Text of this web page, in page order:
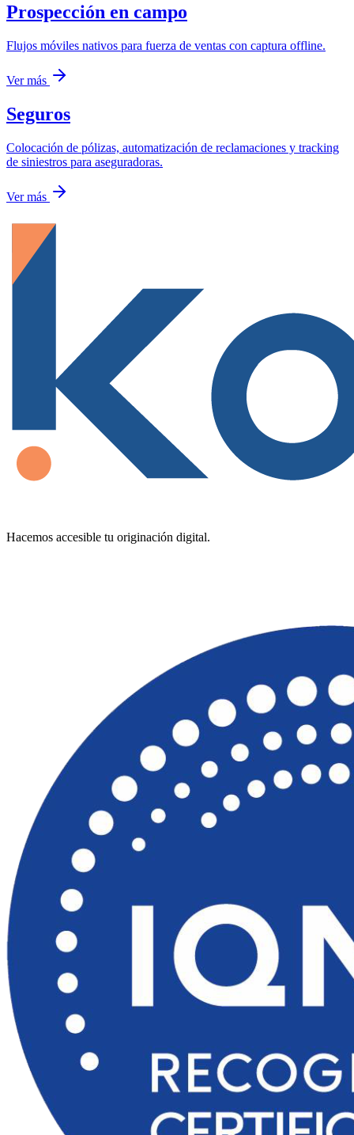
Prospección en campo
Flujos móviles nativos para fuerza de ventas con captura offline.
Ver más
Seguros
Colocación de pólizas, automatización de reclamaciones y tracking
de siniestros para aseguradoras.
Ver más
Hacemos accesible tu originación digital.